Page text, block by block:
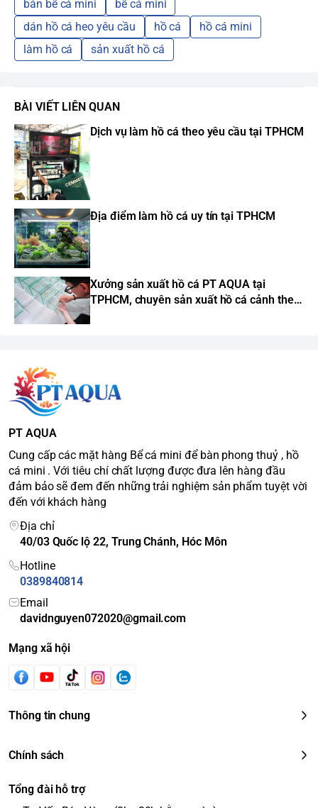
bán bể cá mini
bể cá mini
dán hồ cá heo yêu cầu
hồ cá
hồ cá mini
làm hồ cá
sản xuất hồ cá
BÀI VIẾT LIÊN QUAN
Dịch vụ làm hồ cá theo yêu cầu tại TPHCM
Địa điểm làm hồ cá uy tín tại TPHCM
Xưởng sản xuất hồ cá PT AQUA tại
TPHCM, chuyên sản xuất hồ cá cảnh theo
PT AQUA
Cung cấp các mặt hàng Bể cá mini để bàn phong thuỷ , hồ
cá mini . Với tiêu chí chất lượng được đưa lên hàng đầu
đảm bảo sẽ đem đến những trải nghiệm sản phẩm tuyệt vời
đến với khách hàng
Địa chỉ
40/03 Quốc lộ 22, Trung Chánh, Hóc Môn
Hotline
0389840814
Email
davidnguyen072020@gmail.com
Mạng xã hội
Thông tin chung
Chính sách
Tổng đài hỗ trợ